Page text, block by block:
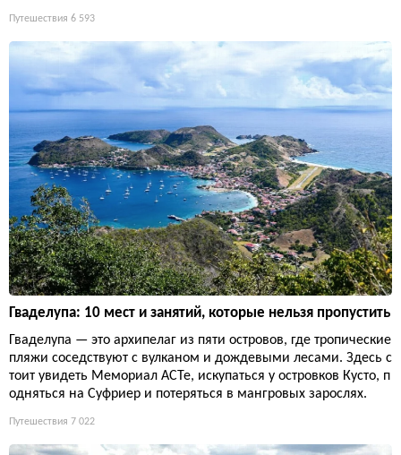
Путешествия 6 593
Гваделупа: 10 мест и занятий, которые нельзя пропустить
Гваделупа — это архипелаг из пяти островов, где тропические
пляжи соседствуют с вулканом и дождевыми лесами. Здесь с
тоит увидеть Мемориал ACTe, искупаться у островков Кусто, п
одняться на Суфриер и потеряться в мангровых зарослях.
Путешествия 7 022